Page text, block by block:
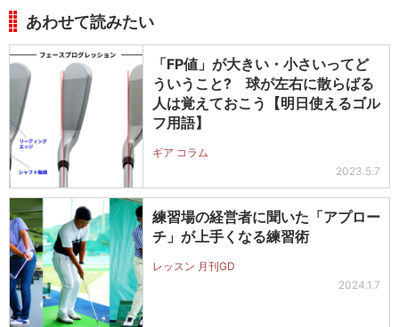
あわせて読みたい
「FP値」が大きい・小さいってど
ういうこと? 球が左右に散らばる
人は覚えておこう【明日使えるゴル
フ用語】
ギア コラム
2023.5.7
練習場の経営者に聞いた「アプロー
チ」が上手くなる練習術
レッスン 月刊GD
2024.1.7